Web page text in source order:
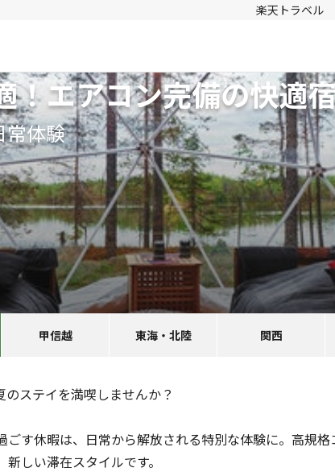
楽天トラベル
！エアコン完備の快適
常体験
甲信越 東海・北陸 関西
ステイを満喫しませんか？
す休暇は、日常から解放される特別な体験に。高規
しい滞在スタイルです。